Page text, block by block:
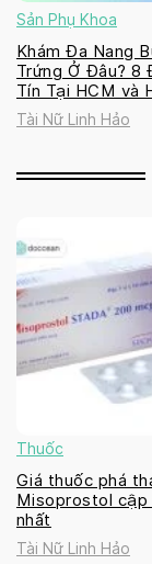
Sản Phụ Khoa
Khám Đa Nang
Trứng Ở Đâu? 8
Tín Tại HCM và
2026
Tài Nữ Linh Hảo
Thuốc
Giá thuốc phá
Misoprostol cập
nhất
Tài Nữ Linh Hảo